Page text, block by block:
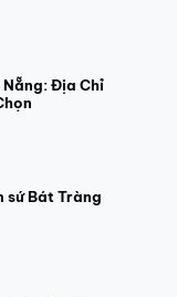
Địa Chỉ
sứ Bát Tràng